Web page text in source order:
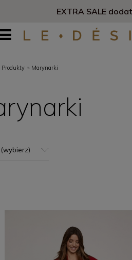
EXTRA SALE
Produkty » Marynarki